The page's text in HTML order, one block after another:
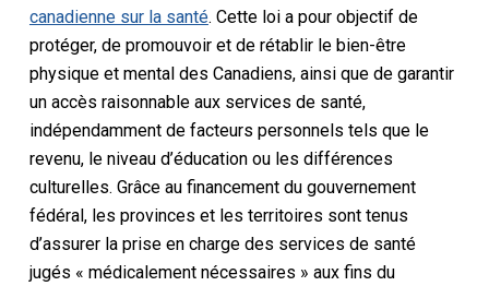
canadienne sur la santé. Cette loi a pour objectif de
protéger, de promouvoir et de rétablir le bien-être
physique et mental des Canadiens, ainsi que de garantir
un accès raisonnable aux services de santé,
indépendamment de facteurs personnels tels que le
revenu, le niveau d’éducation ou les différences
culturelles. Grâce au financement du gouvernement
fédéral, les provinces et les territoires sont tenus
d’assurer la prise en charge des services de santé
jugés « médicalement nécessaires » aux fins du